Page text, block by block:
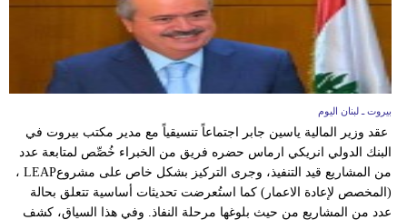
بيروت ـ لبنان اليوم
عقد وزير المالية ياسين جابر اجتماعاً تنسيقياً مع مدير مكتب بيروت في
البنك الدولي انريكي ارماس حضره فريق من الخبراء خُصِّص لمتابعة عدد
من المشاريع قيد التنفيذ، وجرى التركيز بشكل خاص على مشروعLEAP ،
(المخصص لإعادة الاعمار) كما استُعرضت تحديثات أساسية تتعلق بحالة
عدد من المشاريع من حيث بلوغها مرحلة النفاذ. وفي هذا السياق، كشف